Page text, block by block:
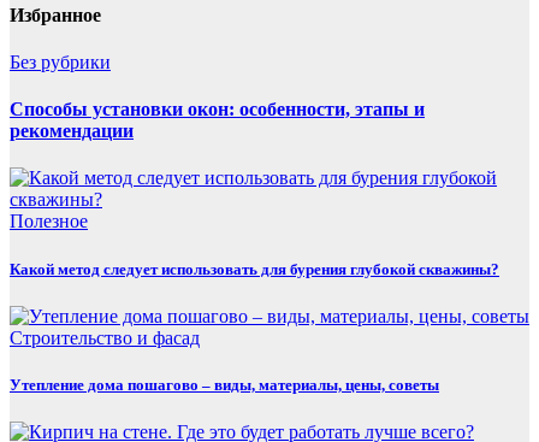
Избранное
Без рубрики
Способы установки окон: особенности, этапы и
рекомендации
Полезнoe
Какой метод следует использовать для бурения глубокой скважины?
Строительство и фасад
Утепление дома пошагово – виды, материалы, цены, советы